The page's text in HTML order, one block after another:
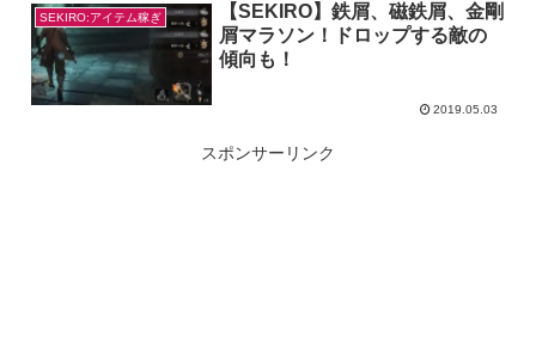
SEKIRO:アイテム稼ぎ
【SEKIRO】鉄屑、磁鉄屑、金剛
屑マラソン！ドロップする敵の
傾向も！
2019.05.03
スポンサーリンク